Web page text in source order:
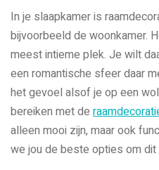
In je slaapkamer is
bijvoorbeeld de woonkamer.
meest intieme plek. Je wilt
een romantische sfeer daar
het gevoel alsof je op een
bereiken met de
alleen mooi zijn, maar ook
we jou de beste opties om dit